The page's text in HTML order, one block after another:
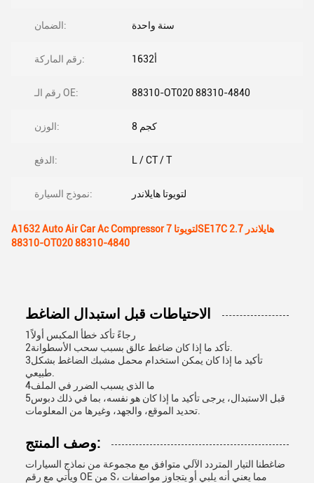
الضمان: سنة واحدة
رقم الماركة: أ1632
رقم الـ OE: 88310-OT020 88310-4840
الوزن: 8 كجم
الدفع: L / CT / T
نموذج السيارة: لتويوتا هايلاندر
A1632 Auto Air Car Ac Compressor لتويوتا 7SE17C هايلاندر 2.7
88310-OT020 88310-4840
الاحتياطات قبل استبدال الضاغط
1رجاءً تأكد خطأ المكبس أولاً
3تأكيد ما إذا كان يمكن استخدام محمل مشبك الضاغط بشكل
4ما الذي يسبب الضرر في الملف
5قبل الاستبدال، يرجى تأكيد ما إذا كان هو نفسه، بما في ذلك دبوس
وصف المنتج:
ضاغطنا التيار المتردد الآلي متوافق مع مجموعة من نماذج السيارات
ويأتي مع رقم OE من S، مما يعني أنه يلبي أو يتجاوز مواصفات